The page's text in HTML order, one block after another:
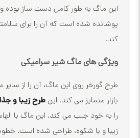
به طور کامل دست ساز بوده و با لعاب
شده است که آن را برای سلامتی شما بی
های ماگ شیر سرامیکی
روی این ماگ، آن را از سایر ماگ های
می کند. اینطرح زیبا و جذاب، نظر هر
جلب می کند. این ماگ با الهام از طرح
با شکوه، طراحی شده است. خطوط سیاه و